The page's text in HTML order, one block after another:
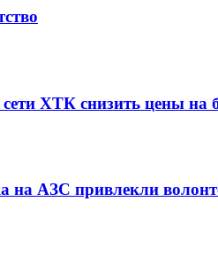
ХТК снизить цены на
на АЗС привлекли